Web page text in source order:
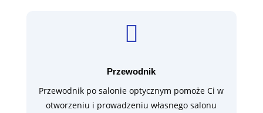

Przewodnik
Przewodnik po salonie optycznym pomoże Ci w
otworzeniu i prowadzeniu własnego salonu